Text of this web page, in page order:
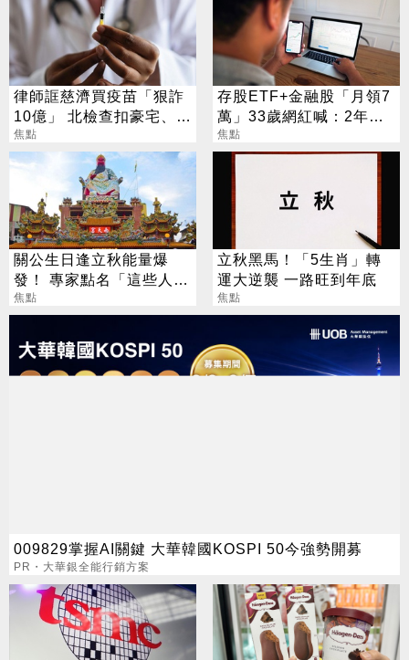
律師誆慈濟買疫苗「狠詐
10億」 北檢查扣豪宅、搜
出158公斤黃金
焦點
存股ETF+金融股「月領7
萬」33歲網紅喊：2年內
要退休
焦點
關公生日逢立秋能量爆
發！ 專家點名「這些人」
別亂拜
焦點
立秋黑馬！「5生肖」轉
運大逆襲 一路旺到年底
焦點
009829掌握AI關鍵 大華韓國KOSPI 50今強勢開募
PR・大華銀全能行銷方案